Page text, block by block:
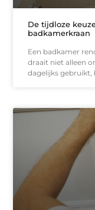
De tijdloze
badkamerkraan
Een badkamer
draait niet alleen
dagelijks gebruikt,